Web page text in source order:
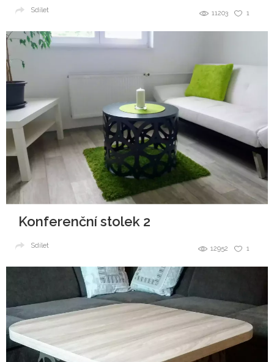
1
11203
Sdílet
Konferenční stolek 2
1
12952
Sdílet